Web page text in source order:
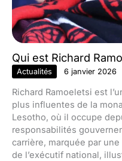
Qui est Richard
Actualités 6 janvier 2026
Richard Ramoeletsi est
plus influentes de la
Lesotho, où il occupe
responsabilités
carrière, marquée par
de l’exécutif national,